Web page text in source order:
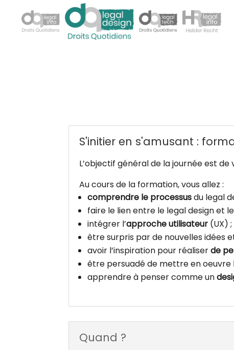
S'initier en s'amusant :
L’objectif général de la journée est de
Au cours de la formation, vous allez :
comprendre le processusdu legal
faire le lien entre le legal design et le
intégrer l’approche utilisateur (UX) ;
être surpris par de nouvelles idées
avoir l’inspiration pour réaliserde
être persuadé de mettre en
apprendre à penser comme un
Quand ?